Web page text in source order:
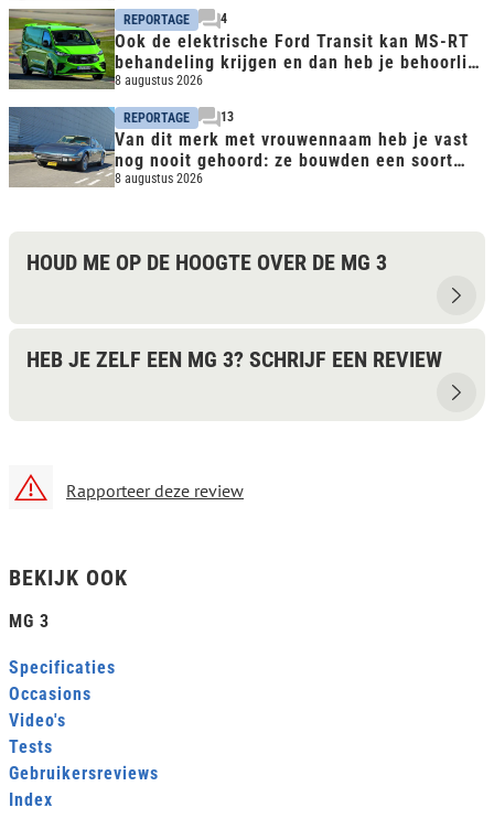
REPORTAGE
4
Ook de elektrische Ford Transit kan MS-RT
behandeling krijgen en dan heb je behoorlijk
snelle bus
8 augustus 2026
REPORTAGE 13
Van dit merk met vrouwennaam heb je vast
nog nooit gehoord: ze bouwden een soort
CLS avant la lettre
8 augustus 2026
HOUD ME OP DE HOOGTE OVER DE MG 3
HEB JE ZELF EEN MG 3? SCHRIJF EEN REVIEW
Rapporteer deze review
BEKIJK OOK
MG 3
Specificaties
Occasions
Video's
Tests
Gebruikersreviews
Index